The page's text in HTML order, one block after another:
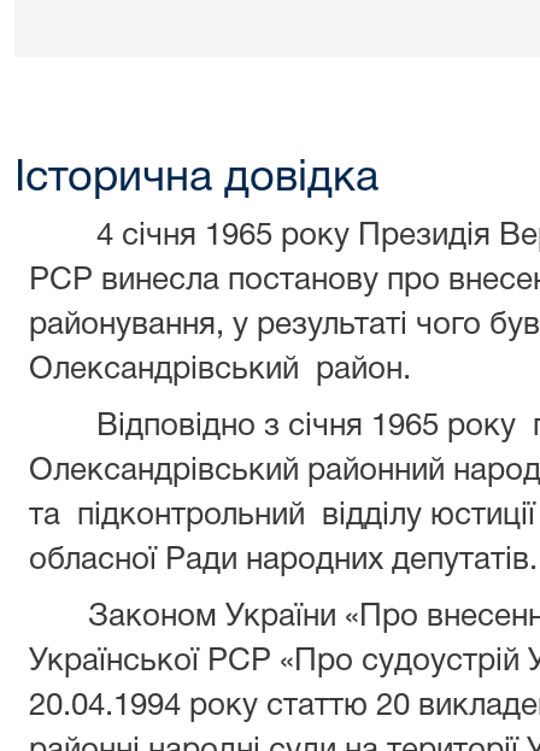
Історична довідка
4 січня 1965 року Президія
РСР винесла постанову про
районування, у результаті чого
Олександрівський район.
Відповідно з січня 1965 року
Олександрівський районний
та підконтрольний відділу
обласної Ради народних депутатів.
Законом України «Про
Української РСР «Про судоустрій
20.04.1994 року статтю 20